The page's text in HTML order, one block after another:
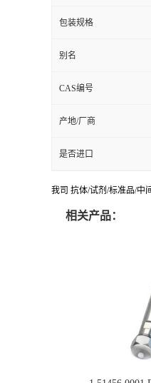
包装规格
别名
CAS编号
产地/厂商
是否进口
我司 抗体/试剂/标准品/中
相关产品：